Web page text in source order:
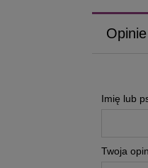
Imię lub
Twoja